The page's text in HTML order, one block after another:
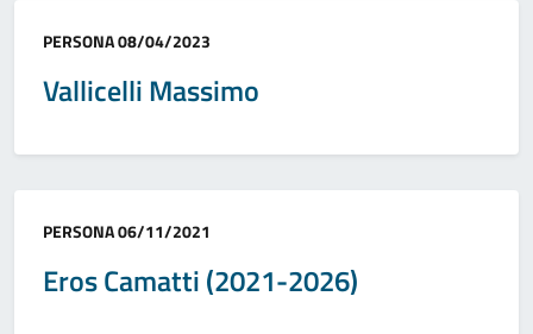
Categoria:
PERSONA08/04/2023
Vallicelli Massimo
Categoria:
PERSONA06/11/2021
Eros Camatti (2021-2026)